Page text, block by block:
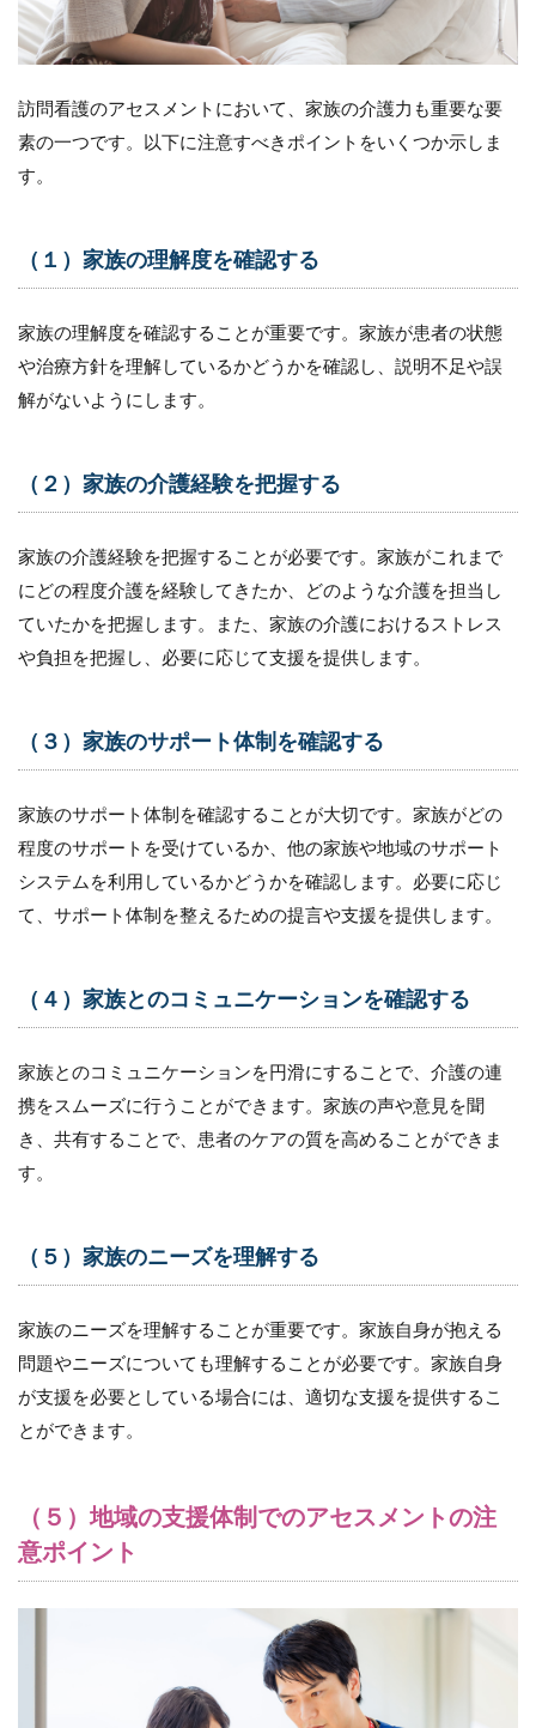
訪問看護のアセスメントにおいて、家族の介護力も重要な要
素の一つです。以下に注意すべきポイントをいくつか示しま
す。
（１）家族の理解度を確認する
家族の理解度を確認することが重要です。家族が患者の状態
や治療方針を理解しているかどうかを確認し、説明不足や誤
解がないようにします。
（２）家族の介護経験を把握する
家族の介護経験を把握することが必要です。家族がこれまで
にどの程度介護を経験してきたか、どのような介護を担当し
ていたかを把握します。また、家族の介護におけるストレス
や負担を把握し、必要に応じて支援を提供します。
（３）家族のサポート体制を確認する
家族のサポート体制を確認することが大切です。家族がどの
程度のサポートを受けているか、他の家族や地域のサポート
システムを利用しているかどうかを確認します。必要に応じ
て、サポート体制を整えるための提言や支援を提供します。
（４）家族とのコミュニケーションを確認する
家族とのコミュニケーションを円滑にすることで、介護の連
携をスムーズに行うことができます。家族の声や意見を聞
き、共有することで、患者のケアの質を高めることができま
す。
（５）家族のニーズを理解する
家族のニーズを理解することが重要です。家族自身が抱える
問題やニーズについても理解することが必要です。家族自身
が支援を必要としている場合には、適切な支援を提供するこ
とができます。
（５）地域の支援体制でのアセスメントの注
意ポイント